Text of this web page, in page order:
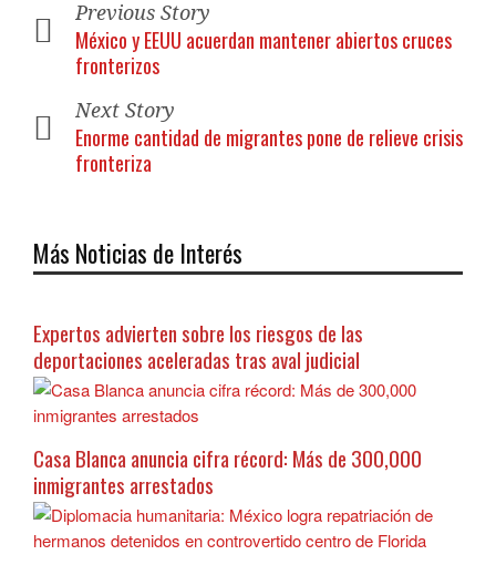
Previous Story
México y EEUU acuerdan mantener abiertos cruces
fronterizos
Next Story
Enorme cantidad de migrantes pone de relieve crisis
fronteriza
Más Noticias de Interés
Expertos advierten sobre los riesgos de las
deportaciones aceleradas tras aval judicial
Casa Blanca anuncia cifra récord: Más de 300,000
inmigrantes arrestados